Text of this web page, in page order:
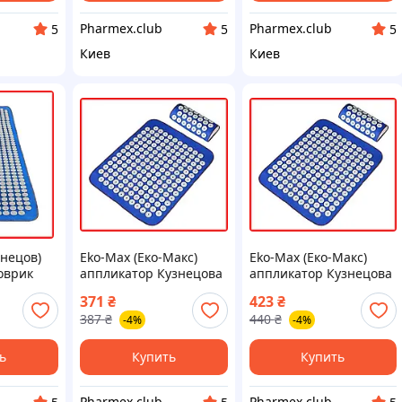
5
Pharmex.club
5
Киев
Pharmex.club
5
Киев
для
Eko-Max (Еко-Макс)
аппликатор Кузнецова
набор серия Eko-Max
для массажа и
релаксации
371 ₴
387 ₴ -4%
Купить
Eko-Max (Еко-Макс)
аппликатор Кузнецова
комплект для
релаксации |
массажные иглы |
улучшение
кровообращения
423 ₴
440 ₴ -4%
Купить